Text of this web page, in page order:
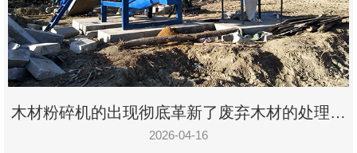
木材粉碎机的出现彻底革新了废弃木材的处理模
式
2026-04-16